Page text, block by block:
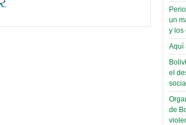
un
y los
Aquí
el
de